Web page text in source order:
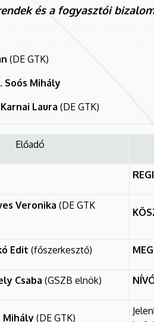
és a fogyasztói
(DE GTK)
Soós Mihály
Laura (DE GTK)
Előadó
Veronika (DE GTK
Edit (főszerkesztő)
Csaba (GSZB elnök)
Mihály (DE GTK)